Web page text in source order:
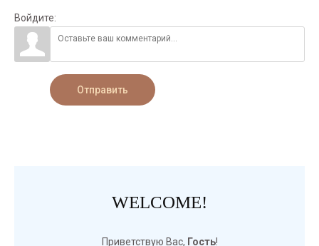
Войдите:
Отправить
WELCOME!
Приветствую Вас, Гость!